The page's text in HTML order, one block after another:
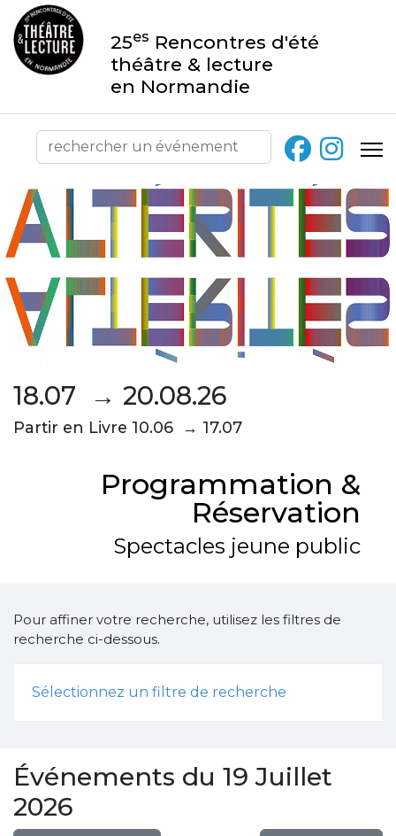
25es Rencontres d'été
théâtre & lecture
en Normandie
18.07 → 20.08.26
Partir en Livre 10.06 → 17.07
Programmation &
Réservation
Spectacles jeune public
Pour affiner votre recherche, utilisez les filtres de
recherche ci-dessous.
Sélectionnez un filtre de recherche
Événements du 19 Juillet
2026